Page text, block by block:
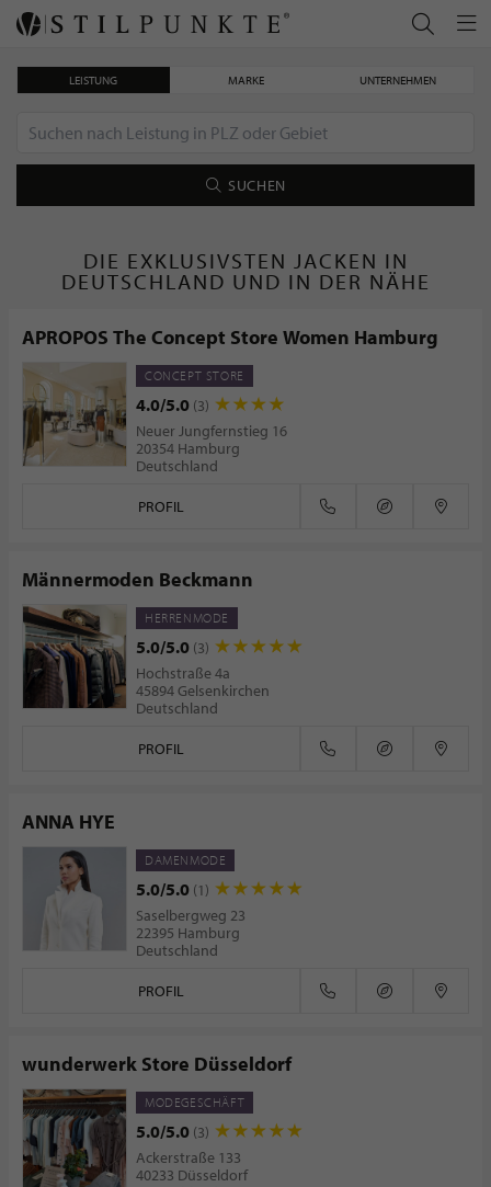
LEISTUNG MARKE UNTERNEHMEN
SUCHEN
DIE EXKLUSIVSTEN JACKEN IN
DEUTSCHLAND UND IN DER NÄHE
APROPOS The Concept Store Women Hamburg
CONCEPT STORE
4.0/5.0 (3)
Neuer Jungfernstieg 16
20354 Hamburg
Deutschland
PROFIL
Männermoden Beckmann
HERRENMODE
5.0/5.0 (3)
Hochstraße 4a
45894 Gelsenkirchen
Deutschland
PROFIL
ANNA HYE
DAMENMODE
5.0/5.0 (1)
Saselbergweg 23
22395 Hamburg
Deutschland
PROFIL
wunderwerk Store Düsseldorf
MODEGESCHÄFT
5.0/5.0 (3)
Ackerstraße 133
40233 Düsseldorf